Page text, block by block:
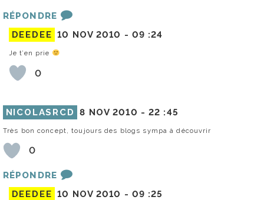
RÉPONDRE
DEEDEE 10 NOV 2010 - 09 :24
Je t’en prie
0
NICOLASRCD 8 NOV 2010 -22 :45
Très bon concept, toujours des blogs sympa à découvrir
0
RÉPONDRE
DEEDEE 10 NOV 2010 - 09 :25